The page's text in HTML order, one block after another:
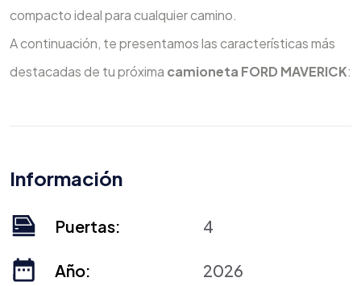
compacto ideal para cualquier camino.
A continuación, te presentamos las características más
destacadas de tu próxima camioneta FORD MAVERICK:
Información
Puertas: 4
Año: 2026